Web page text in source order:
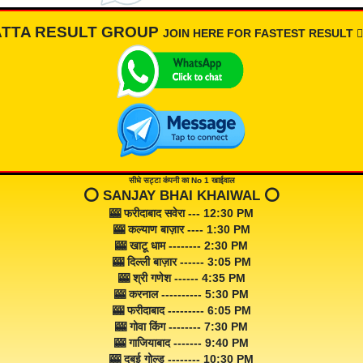
RESULT GROUP JOIN HERE FOR FASTEST RESULT
सीधे सट्टा कंपनी का No 1 खाईवाल
⭕️ SANJAY BHAI KHAIWAL ⭕️
🎰 फरीदाबाद सवेरा --- 12:30 PM
🎰 कल्याण बाज़ार ---- 1:30 PM
🎰 खाटू धाम -------- 2:30 PM
🎰 दिल्ली बाज़ार ------ 3:05 PM
🎰 श्री गणेश ------ 4:35 PM
🎰 करनाल ---------- 5:30 PM
🎰 फरीदाबाद --------- 6:05 PM
🎰 गोवा किंग -------- 7:30 PM
🎰 गाजियाबाद ------- 9:40 PM
🎰 दुबई गोल्ड -------- 10:30 PM